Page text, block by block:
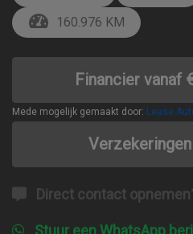
160.976 KM
Financier vanaf
Mede mogelijk gemaakt door:
Direct contact
Stuur een WhatsApp